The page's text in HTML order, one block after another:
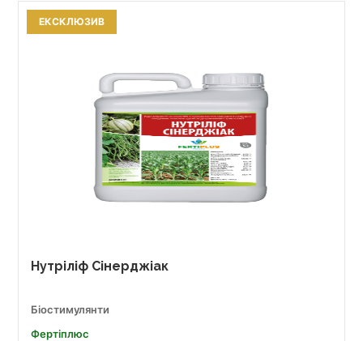
Нутріліф Сінерджіак
Біостимулянти
Фертіплюс
ЕКСКЛЮЗИВ